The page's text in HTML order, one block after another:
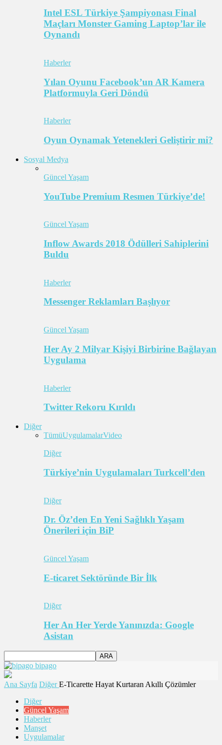
Intel ESL Türkiye Şampiyonası Final
Maçları Monster Gaming Laptop’lar ile
Oynandı
Haberler
Yılan Oyunu Facebook’un AR Kamera
Platformuyla Geri Döndü
Haberler
Oyun Oynamak Yetenekleri Geliştirir mi?
Sosyal Medya
Güncel Yaşam
YouTube Premium Resmen Türkiye’de!
Güncel Yaşam
Inflow Awards 2018 Ödülleri Sahiplerini
Buldu
Haberler
Messenger Reklamları Başlıyor
Güncel Yaşam
Her Ay 2 Milyar Kişiyi Birbirine Bağlayan
Uygulama
Haberler
Twitter Rekoru Kırıldı
Diğer
TümüUygulamalarVideo
Diğer
Türkiye’nin Uygulamaları Turkcell’den
Diğer
Dr. Öz’den En Yeni Sağlıklı Yaşam
Önerileri için BiP
Güncel Yaşam
E-ticaret Sektöründe Bir İlk
Diğer
Her An Her Yerde Yanınızda: Google
Asistan
bipago
Ana Sayfa Diğer E-Ticarette Hayat Kurtaran Akıllı Çözümler
Diğer
Güncel Yaşam
Haberler
Manşet
Uygulamalar